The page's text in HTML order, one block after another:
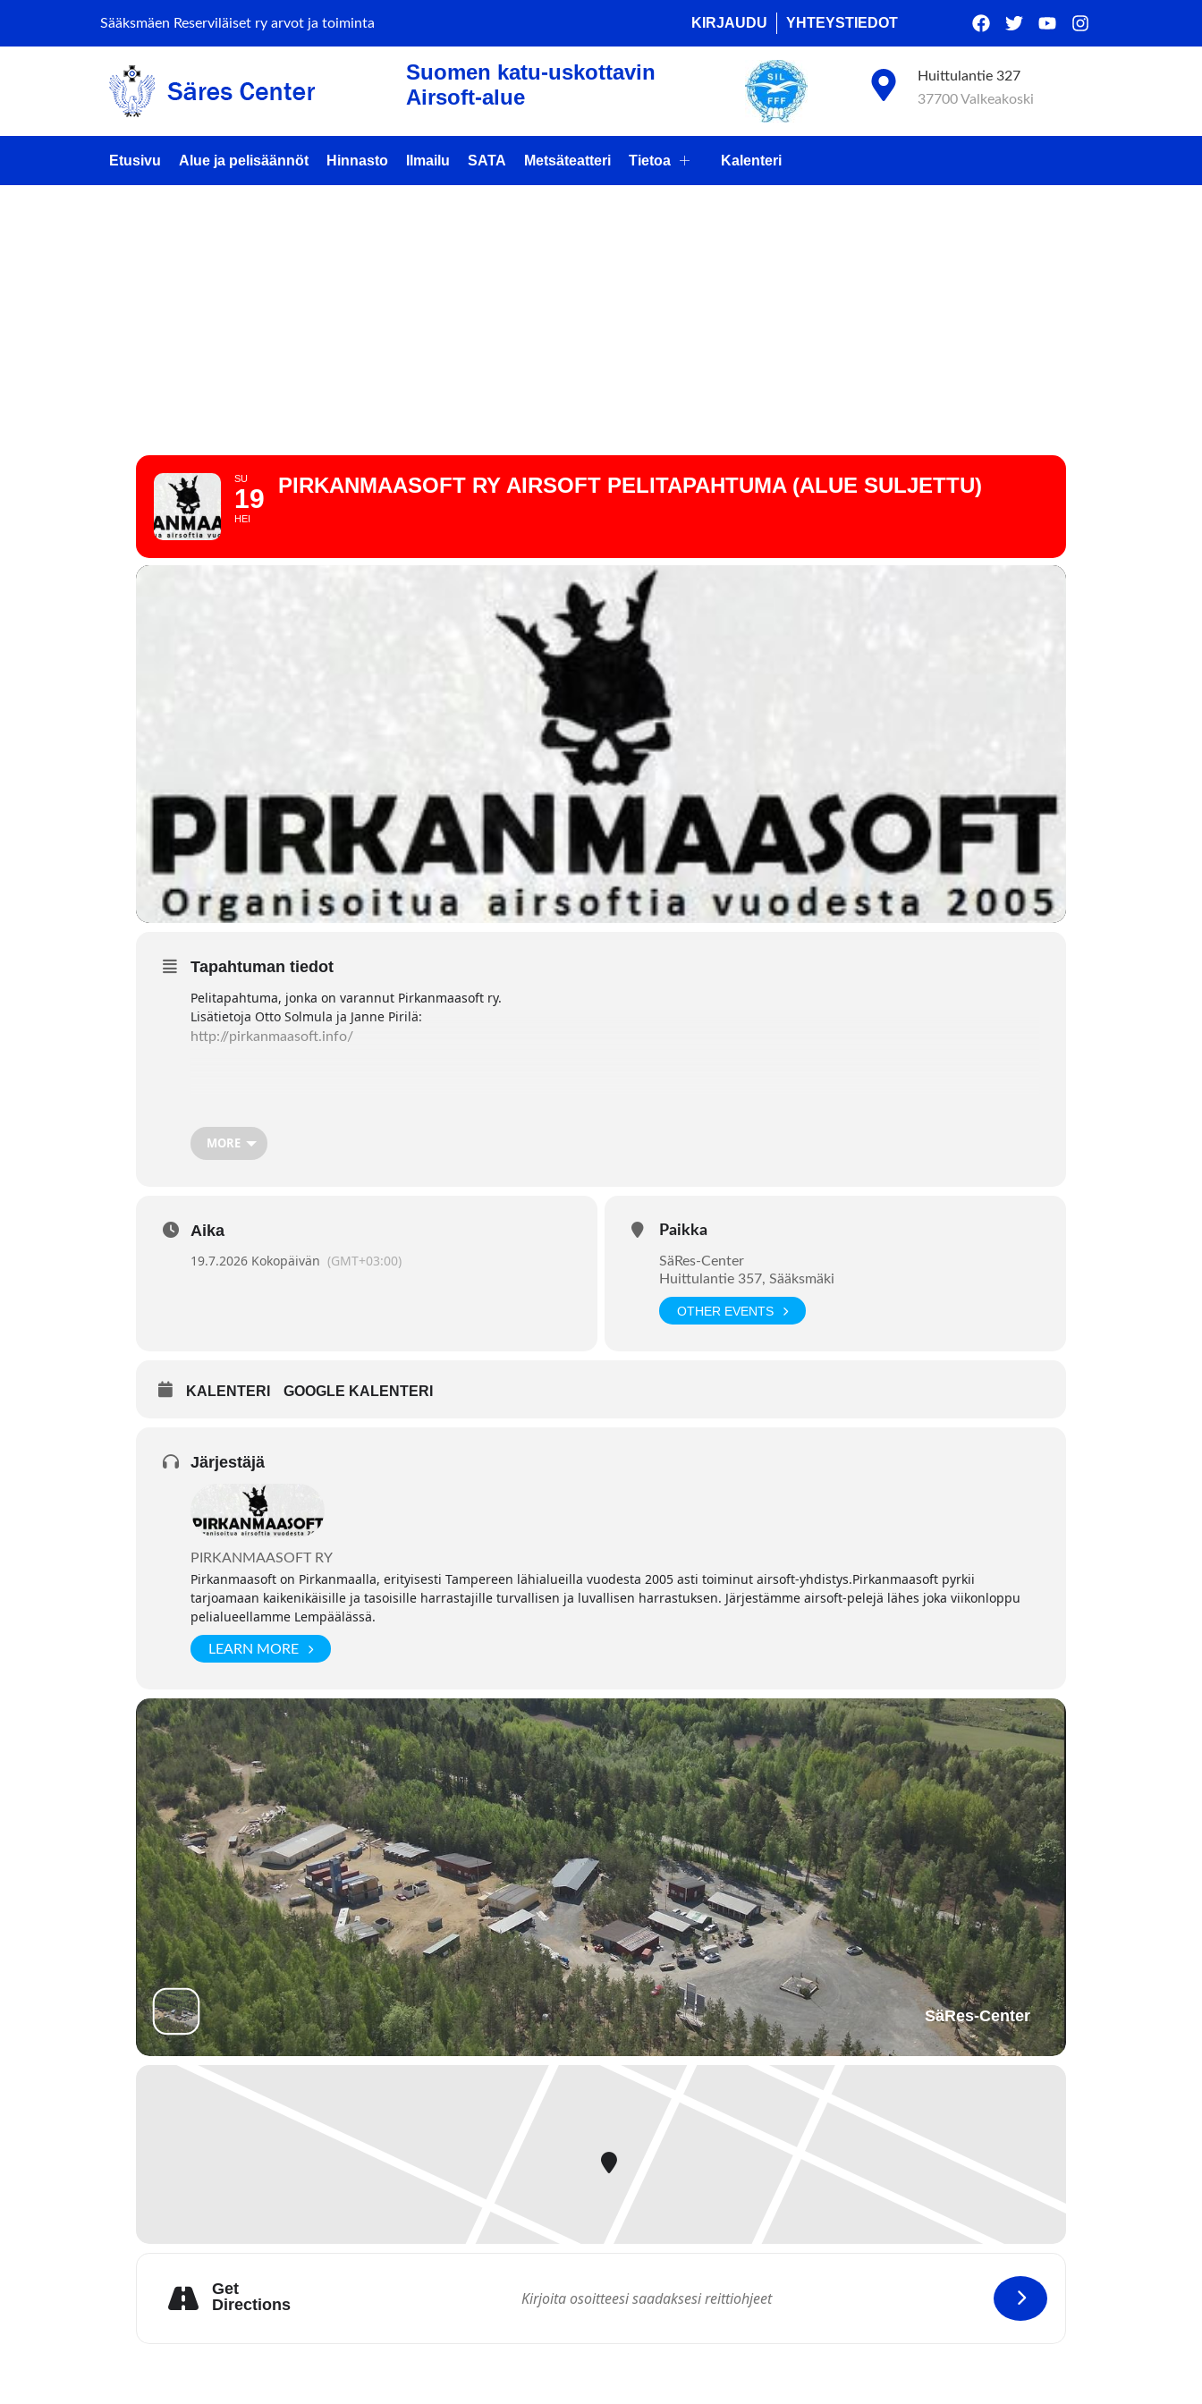
Sääksmäen Reserviläiset ry arvot ja toiminta KIRJAUDU YHTEYSTIEDOT
Suomen katu-uskottavin
Airsoft-alue
Huittulantie 327
37700 Valkeakoski
Etusivu Alue ja pelisäännöt Hinnasto Ilmailu SATA Metsäteatteri Tietoa Kalenteri
SU
19
HEI
PIRKANMAASOFT RY AIRSOFT PELITAPAHTUMA (ALUE SULJETTU)
Tapahtuman tiedot
Pelitapahtuma, jonka on varannut Pirkanmaasoft ry.
Lisätietoja Otto Solmula ja Janne Pirilä:
http://pirkanmaasoft.info/
MORE
Aika
19.7.2026 Kokopäivän (GMT+03:00)
Paikka
SäRes-Center
Huittulantie 357, Sääksmäki
OTHER EVENTS
KALENTERI GOOGLE KALENTERI
Järjestäjä
PIRKANMAASOFT RY
Pirkanmaasoft on Pirkanmaalla, erityisesti Tampereen lähialueilla vuodesta 2005 asti toiminut airsoft-yhdistys.Pirkanmaasoft pyrkii
tarjoamaan kaikenikäisille ja tasoisille harrastajille turvallisen ja luvallisen harrastuksen. Järjestämme airsoft-pelejä lähes joka viikonloppu
pelialueellamme Lempäälässä.
LEARN MORE
SäRes-Center
Get
Directions